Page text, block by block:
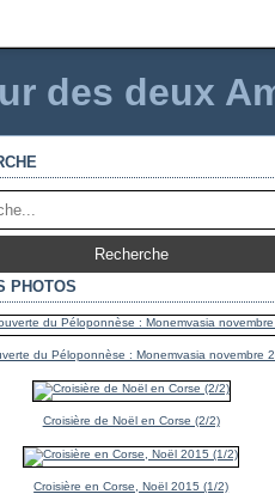
des deux
PHOTOS
du Péloponnèse : Monemvasia novembre
Croisière de Noël en Corse (2/2)
Croisière en Corse, Noël 2015 (1/2)